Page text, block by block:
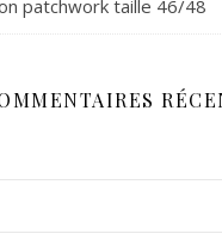
patchwork taille 46/48